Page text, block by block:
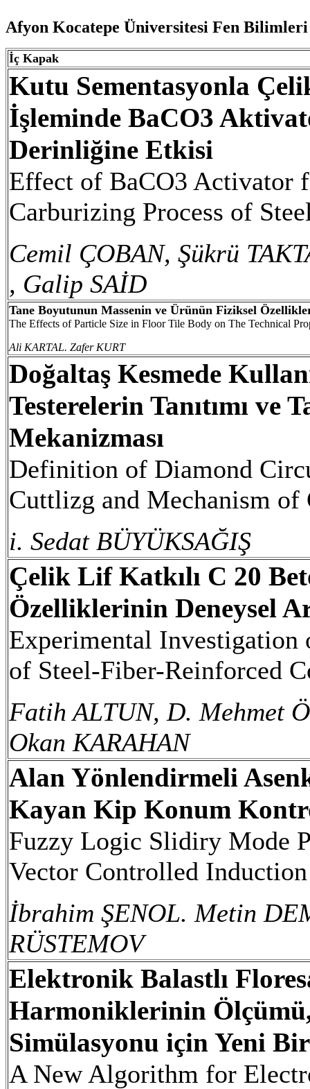
Afyon Kocatepe Üniversitesi Fen Bilimleri
İç Kapak
Kutu Sementasyonla
İşleminde BaCO3
Derinliğine Etkisi
Effect of BaCO3 Activator
Carburizing Process of
Cemil ÇOBAN, Şükrü
, Galip SAİD
Tane Boyutunun Massenin ve Ürünün Fiziksel
The Effects of Particle Size in Floor Tile Body on The Technical
Ali KARTAL. Zafer KURT
Doğaltaş Kesmede
Testerelerin Tanıtımı ve
Mekanizması
Definition of Diamond
Cuttlizg and Mechanism
i. Sedat BÜYÜKSAĞIŞ
Çelik Lif Katkılı C 20
Özelliklerinin Deneysel
Experimental Investigation
of Steel-Fiber-Reinforced
Fatih ALTUN, D. Mehmet
Okan KARAHAN
Alan Yönlendirmeli
Kayan Kip Konum
Fuzzy Logic Slidiry Mode
Vector Controlled
İbrahim ŞENOL. Metin
RÜSTEMOV
Elektronik Balastlı
Harmoniklerinin
Simülasyonu için Yeni
A New Algorithm for